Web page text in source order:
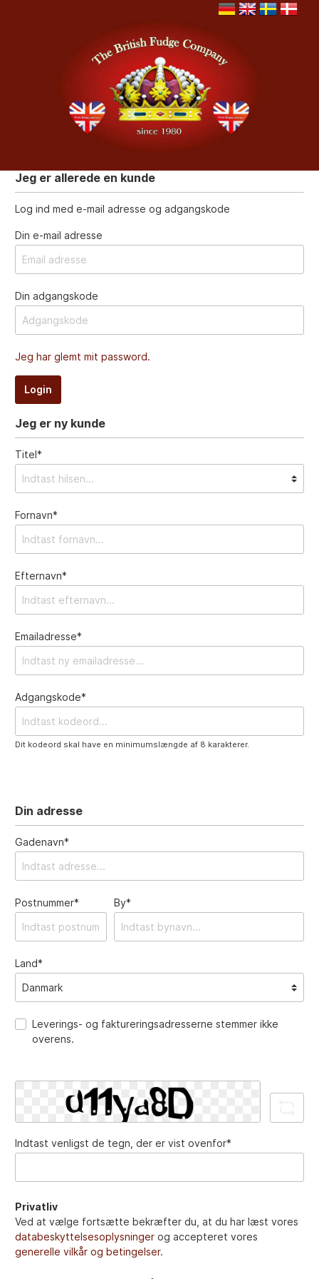
Jeg er allerede en kunde
Log ind med e-mail adresse og adgangskode
Din e-mail adresse
Din adgangskode
Jeg har glemt mit password.
Login
Jeg er ny kunde
Titel*
Fornavn*
Efternavn*
Emailadresse*
Adgangskode*
Dit kodeord skal have en minimumslængde af 8 karakterer.
Din adresse
Gadenavn*
Postnummer* By*
Land*
Leverings- og faktureringsadresserne stemmer ikke
overens.
Indtast venligst de tegn, der er vist ovenfor*
Privatliv
Ved at vælge fortsætte bekræfter du, at du har læst vores
databeskyttelsesoplysninger og accepteret vores
generelle vilkår og betingelser.